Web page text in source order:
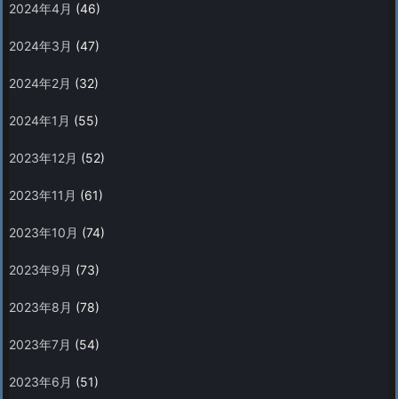
2024年4月 (46)
2024年3月 (47)
2024年2月 (32)
2024年1月 (55)
2023年12月 (52)
2023年11月 (61)
2023年10月 (74)
2023年9月 (73)
2023年8月 (78)
2023年7月 (54)
2023年6月 (51)